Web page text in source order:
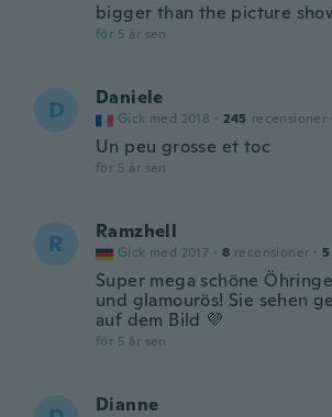
bigger than the picture
för 5 år sen
D Daniele
Gick med 2018 · 245 recensioner
Un peu grosse et toc
för 5 år sen
R Ramzhell
Gick med 2017 · 8 recensioner · 5
Super mega schöne
und glamourös! Sie sehen
auf dem Bild 💜
för 5 år sen
Dianne